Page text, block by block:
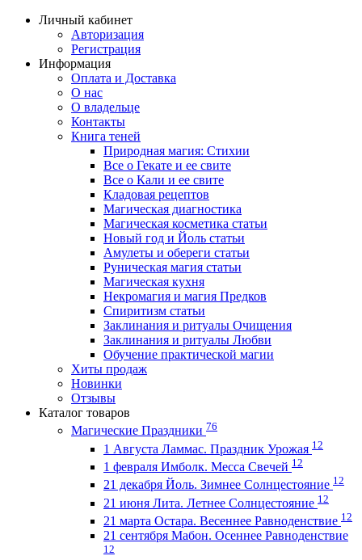
Личный кабинет
Авторизация
Регистрация
Информация
Оплата и Доставка
О нас
О владельце
Контакты
Книга теней
Природная магия: Стихии
Все о Гекате и ее свите
Все о Кали и ее свите
Кладовая рецептов
Магическая диагностика
Магическая косметика статьи
Новый год и Йоль статьи
Амулеты и обереги статьи
Руническая магия статьи
Магическая кухня
Некромагия и магия Предков
Спиритизм статьи
Заклинания и ритуалы Очищения
Заклинания и ритуалы Любви
Обучение практической магии
Хиты продаж
Новинки
Отзывы
Каталог товаров
Магические Праздники 76
1 Августа Ламмас. Праздник Урожая 12
1 февраля Имболк. Месса Свечей 12
21 декабря Йоль. Зимнее Солнцестояние 12
21 июня Лита. Летнее Солнцестояние 12
21 марта Остара. Весеннее Равноденствие 12
21 сентября Мабон. Осеннее Равноденствие
12